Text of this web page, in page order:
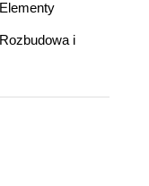
Elementy
Rozbudowa i